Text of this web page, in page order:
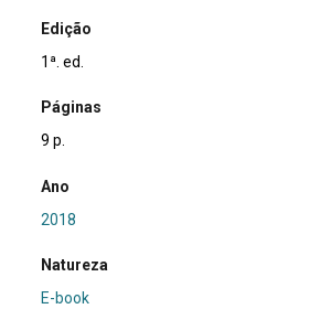
Edição
1ª. ed.
Páginas
9 p.
Ano
2018
Natureza
E-book